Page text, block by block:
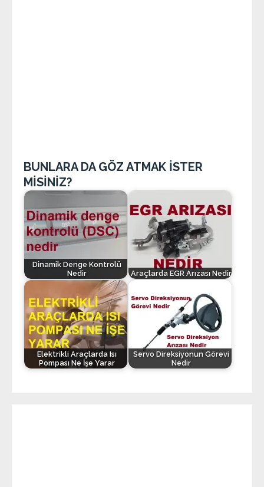
BUNLARA DA GÖZ ATMAK İSTER
MİSİNİZ?
Dinamik Denge Kontrolü
Nedir
Araçlarda EGR Arızası Nedir
Elektrikli Araçlarda Isı
Pompası Ne İşe Yarar
Servo Direksiyonun Görevi
Nedir